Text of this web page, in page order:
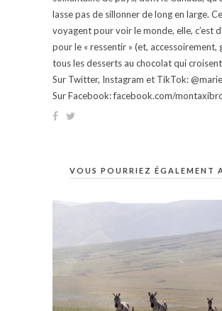
lasse pas de sillonner de long en large.
voyagent pour voir le monde, elle, c’est
pour le « ressentir » (et, accessoirement,
tous les desserts au chocolat qui
Sur Twitter, Instagram et TikTok:
Sur Facebook: facebook.com/
VOUS POURRIEZ ÉGALEMENT